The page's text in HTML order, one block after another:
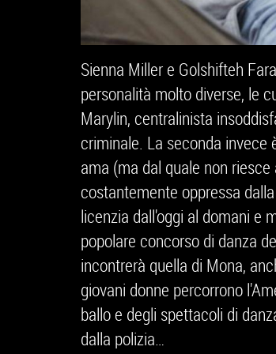
Sienna Miller e Golshifteh
personalità molto diverse, le
Marylin, centralinista
criminale. La seconda invece
ama (ma dal quale non
costantemente oppressa
licenzia dall'oggi al domani e
popolare concorso di danza
incontrerà quella di Mona,
giovani donne percorrono
ballo e degli spettacoli di
dalla polizia…